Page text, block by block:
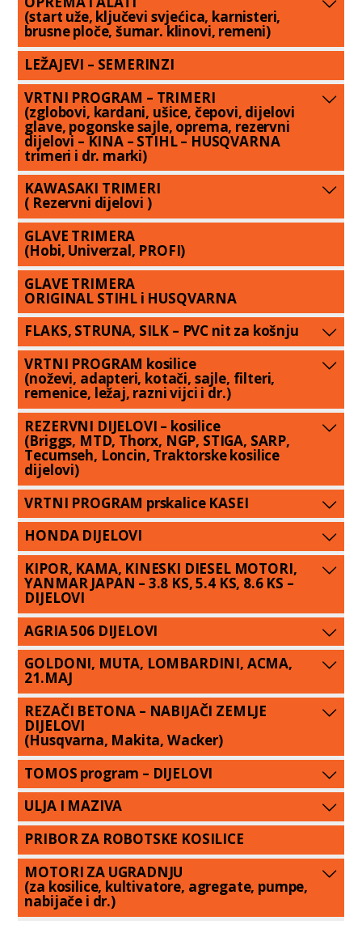
(start uže, ključevi svjećica, karnisteri,
brusne ploče, šumar. klinovi, remeni)
LEŽAJEVI – SEMERINZI
VRTNI PROGRAM – TRIMERI
(zglobovi, kardani, ušice, čepovi, dijelovi
glave, pogonske sajle, oprema, rezervni
dijelovi – KINA – STIHL – HUSQVARNA
trimeri i dr. marki)
KAWASAKI TRIMERI
( Rezervni dijelovi )
GLAVE TRIMERA
(Hobi, Univerzal, PROFI)
GLAVE TRIMERA
ORIGINAL STIHL i HUSQVARNA
FLAKS, STRUNA, SILK – PVC nit za košnju
VRTNI PROGRAM kosilice
(noževi, adapteri, kotači, sajle, filteri,
remenice, ležaj, razni vijci i dr.)
REZERVNI DIJELOVI – kosilice
(Briggs, MTD, Thorx, NGP, STIGA, SARP,
Tecumseh, Loncin, Traktorske kosilice
dijelovi)
VRTNI PROGRAM prskalice KASEI
HONDA DIJELOVI
KIPOR, KAMA, KINESKI DIESEL MOTORI,
YANMAR JAPAN – 3.8 KS, 5.4 KS, 8.6 KS –
DIJELOVI
AGRIA 506 DIJELOVI
GOLDONI, MUTA, LOMBARDINI, ACMA,
21.MAJ
REZAČI BETONA – NABIJAČI ZEMLJE
DIJELOVI
(Husqvarna, Makita, Wacker)
TOMOS program – DIJELOVI
ULJA I MAZIVA
PRIBOR ZA ROBOTSKE KOSILICE
MOTORI ZA UGRADNJU
(za kosilice, kultivatore, agregate, pumpe,
nabijače i dr.)